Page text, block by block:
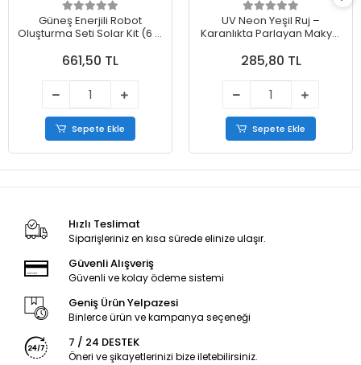
Güneş Enerjili Robot
Oluşturma Seti Solar Kit (6 in
661,50 TL
Sepete Ekle
UV Neon Yeşil Ruj –
Karanlıkta Parlayan Makyaj
285,80 TL
Sepete Ekle
Hızlı Teslimat
Siparişleriniz en kısa sürede elinize ulaşır.
Güvenli Alışveriş
Güvenli ve kolay ödeme sistemi
Geniş Ürün Yelpazesi
Binlerce ürün ve kampanya seçeneği
7 / 24 DESTEK
Öneri ve şikayetlerinizi bize iletebilirsiniz.